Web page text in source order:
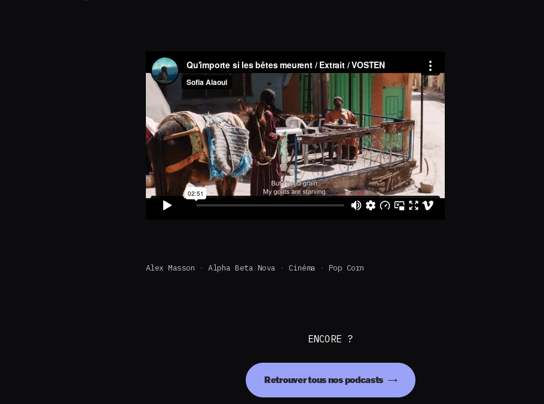
Alex Masson Alpha Beta Nova Cinéma Pop Corn
ENCORE ?
Retrouver tous nos podcasts